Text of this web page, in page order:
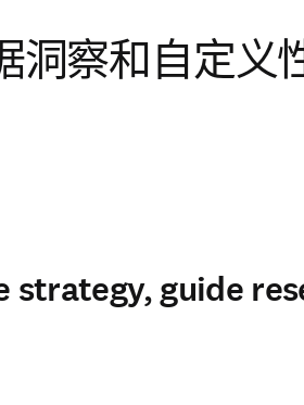
洞察和自定义
guide